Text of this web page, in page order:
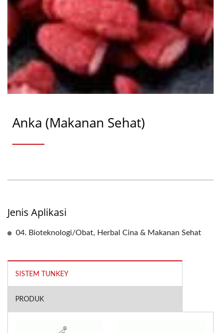
Anka (Makanan Sehat)
Jenis Aplikasi
04. Bioteknologi/Obat, Herbal Cina & Makanan Sehat
SISTEM TUNKEY
PRODUK